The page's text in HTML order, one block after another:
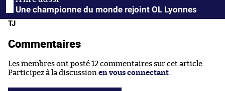
Une championne du monde rejoint OL Lyonnes
TJ
Commentaires
Les membres ont posté 12 commentaires sur cet article.
Participez à la discussion en vous connectant